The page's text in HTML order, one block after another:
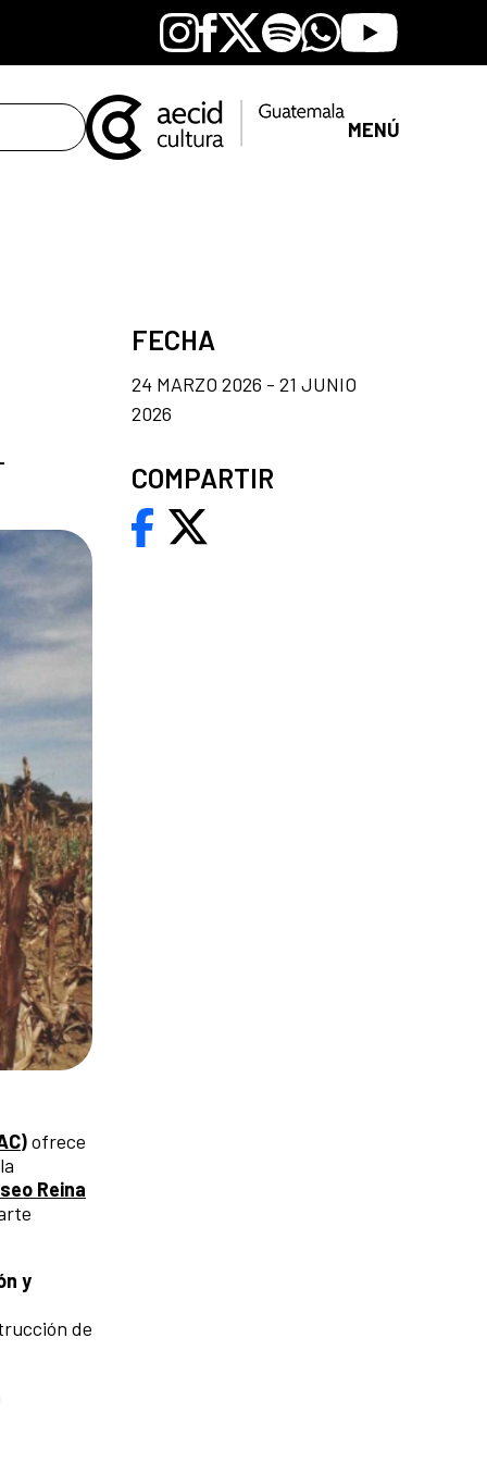
Instagram
Facebook
X SpotifyWhatsapp
Youtube
MENÚ
ofrece
Reina
y
de
FECHA
24 MARZO 2026 - 21 JUNIO
2026
COMPARTIR